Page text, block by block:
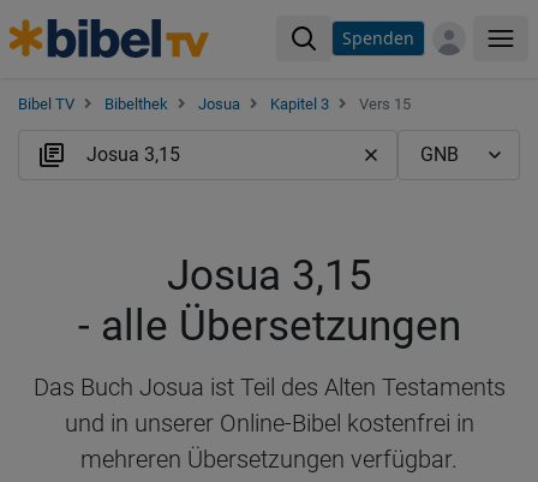
Spenden
Bibel TV Bibelthek Josua Kapitel 3 Vers 15
Josua 3,15
- alle Übersetzungen
Das Buch Josua ist Teil des Alten Testaments
und in unserer Online-Bibel kostenfrei in
mehreren Übersetzungen verfügbar.